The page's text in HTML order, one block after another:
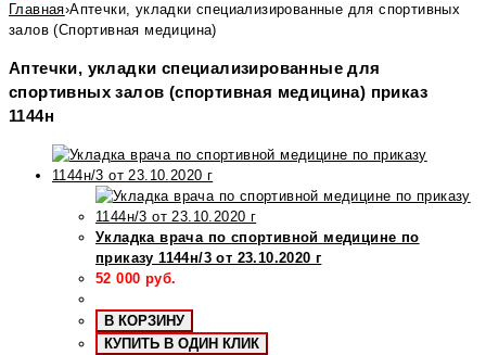
Главная›Аптечки, укладки специализированные для спортивных
залов (Спортивная медицина)
Аптечки, укладки специализированные для
спортивных залов (спортивная медицина) приказ
1144н
Укладка врача по спортивной медицине по
приказу 1144н/3 от 23.10.2020 г
52 000 руб.
В КОРЗИНУ
КУПИТЬ В ОДИН КЛИК